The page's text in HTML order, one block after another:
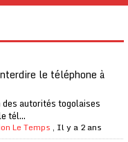
le téléphone à
des autorités togolaises
tél...
Le Temps , Il y a 2 ans